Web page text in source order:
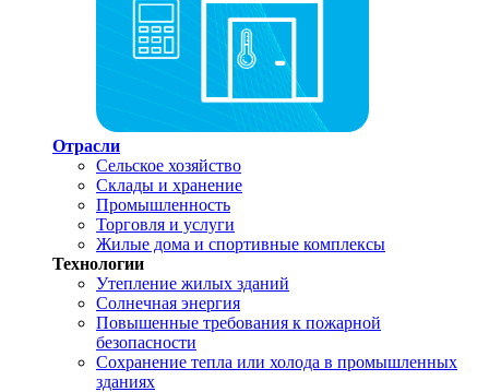
Отрасли
Сельское хозяйство
Склады и хранение
Промышленность
Торговля и услуги
Жилые дома и спортивные комплексы
Технологии
Утепление жилых зданий
Солнечная энергия
Повышенные требования к пожарной
безопасности
Сохранение тепла или холода в промышленных
зданиях